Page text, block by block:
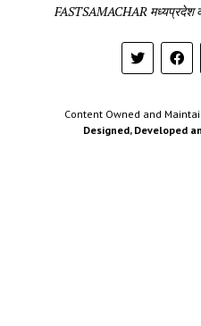
FASTSAMACHAR मध्यप्रदेश
Content Owned and
Designed, Developed